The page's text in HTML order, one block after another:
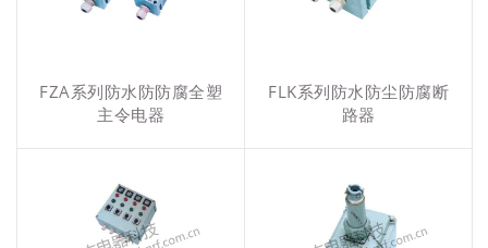
FZA系列防水防防腐全塑
主令电器
FLK系列防水防尘防腐断
路器